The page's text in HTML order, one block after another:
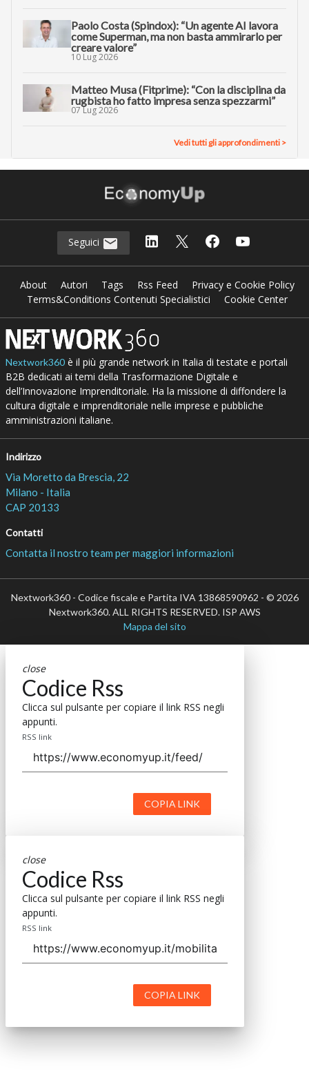
Paolo Costa (Spindox): “Un agente AI lavora
come Superman, ma non basta ammirarlo per
creare valore”
10 Lug 2026
Matteo Musa (Fitprime): “Con la disciplina da
rugbista ho fatto impresa senza spezzarmi”
07 Lug 2026
Vedi tutti gli approfondimenti >
Seguici
About Autori Tags Rss Feed
Privacy e Cookie Policy
Terms&Conditions Contenuti Specialistici
Cookie Center
Nextwork360è il più grande network in Italia di testate e portali
B2B dedicati ai temi della Trasformazione Digitale e
dell’Innovazione Imprenditoriale. Ha la missione di diffondere la
cultura digitale e imprenditoriale nelle imprese e pubbliche
amministrazioni italiane.
Indirizzo
Via Moretto da Brescia, 22
Milano - Italia
CAP 20133
Contatti
Contatta il nostro team per maggiori informazioni
Nextwork360 - Codice fiscale e Partita IVA 13868590962 - © 2026
Nextwork360. ALL RIGHTS RESERVED. ISP AWS
Mappa del sito
close
Codice Rss
Clicca sul pulsante per copiare il link RSS negli
appunti.
RSS link
COPIA LINK
close
Codice Rss
Clicca sul pulsante per copiare il link RSS negli
appunti.
RSS link
COPIA LINK